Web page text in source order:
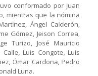
conformado por Juan
mientras que la nómina
Ángel Calderón,
Gómez, Jeison Correa,
Turizo, José Mauricio
Luis Congote, Luis
Ómar Cardona, Pedro
Luna.